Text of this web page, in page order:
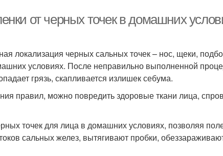
от черных точек в домашних
локализация черных сальных точек – нос, щеки,
условиях. После неправильно выполненной
грязь, скапливается излишек себума.
правил, можно повредить здоровые ткани лица,
точек для лица в домашних условиях, позволяя
сальных желез, вытягивают пробки,